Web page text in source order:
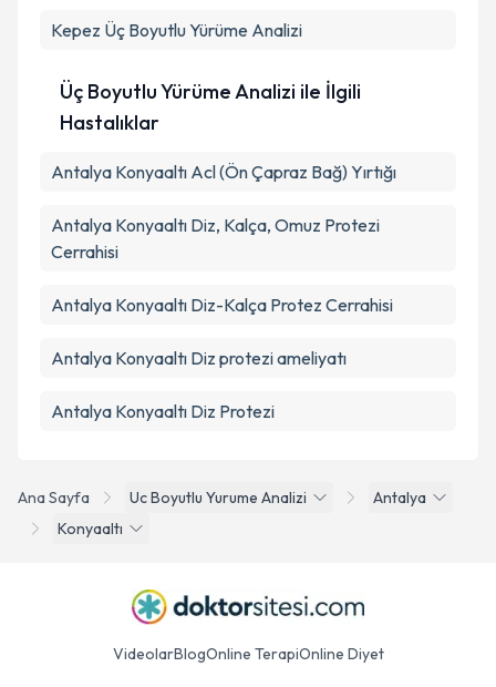
Ana Sayfa Uc Boyutlu Yurume Analizi
Antalya
Konyaaltı
Kepez Üç Boyutlu Yürüme Analizi
Üç Boyutlu Yürüme Analizi ile İlgili
Hastalıklar
Antalya Konyaaltı Acl (Ön Çapraz Bağ) Yırtığı
Antalya Konyaaltı Diz, Kalça, Omuz Protezi
Cerrahisi
Antalya Konyaaltı Diz-Kalça Protez Cerrahisi
Antalya Konyaaltı Diz protezi ameliyatı
Antalya Konyaaltı Diz Protezi
VideolarBlogOnline TerapiOnline Diyet